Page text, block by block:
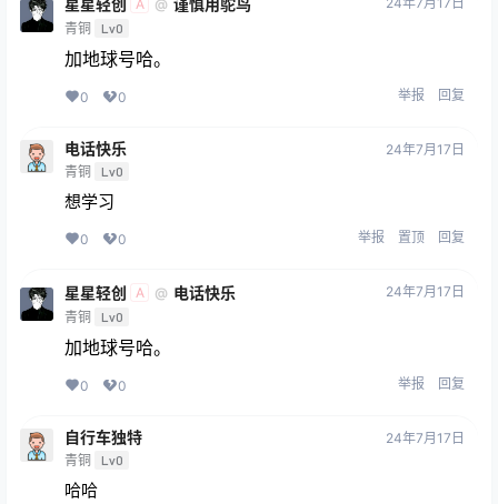
A @
青铜 Lv0
加地球号哈。
0 0 举报 回复
电话快乐
青铜 Lv0
24年7月17日
想学习
0 0 举报 置顶 回复
星星轻创 A @ 电话快乐
青铜 Lv0
24年7月17日
加地球号哈。
0 0 举报 回复
自行车独特
青铜 Lv0
24年7月17日
哈哈